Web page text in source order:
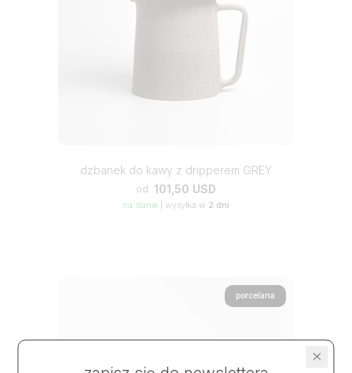
dzbanek do kawy z dripperem GREY
od 101,50 USD
na stanie wysyłka w 2 dni
porcelana